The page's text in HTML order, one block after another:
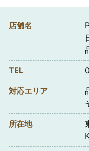
店舗名
TEL
対応エリア
所在地